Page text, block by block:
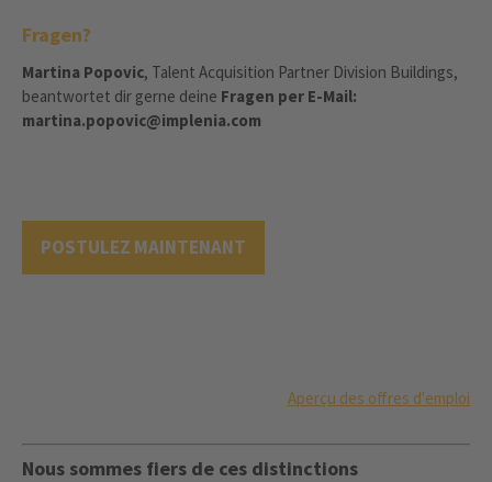
Fragen?
Martina Popovic, Talent Acquisition Partner Division Buildings,
beantwortet dir gerne deine Fragen per E-Mail:
martina.popovic@implenia.com
POSTULEZ MAINTENANT
Aperçu des offres d'emploi
Nous sommes fiers de ces distinctions